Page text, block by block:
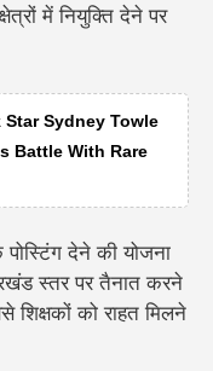
में नियुक्ति देने पर
Sydney Towle
Battle With Rare
देने की योजना
स्तर पर तैनात करने
शिक्षकों को राहत मिलने